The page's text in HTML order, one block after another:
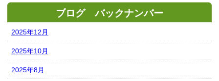
ブログ バックナンバー
2025年12月
2025年10月
2025年8月